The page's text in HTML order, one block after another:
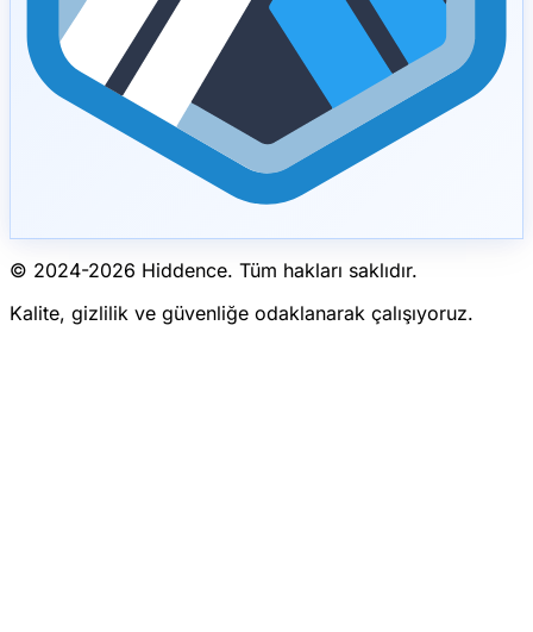
© 2024-2026 Hiddence. Tüm hakları saklıdır.
Kalite, gizlilik ve güvenliğe odaklanarak çalışıyoruz.